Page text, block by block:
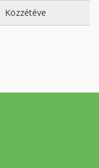
Közzétéve